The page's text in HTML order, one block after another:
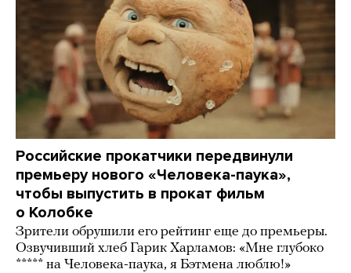
Российские прокатчики передвинули
премьеру нового «Человека-паука»,
чтобы выпустить в прокат фильм
о Колобке
Зрители обрушили его рейтинг еще до премьеры.
Озвучивший хлеб Гарик Харламов: «Мне глубоко
***** на Человека-паука, я Бэтмена люблю!»